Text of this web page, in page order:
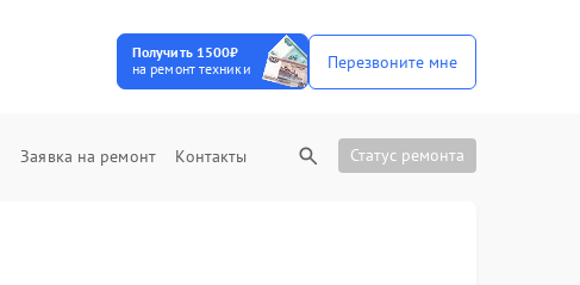
Получить 1500₽
на ремонт техники
Перезвоните мне
Заявка на ремонт Контакты Статус ремонта